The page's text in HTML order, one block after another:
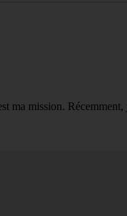
mission.